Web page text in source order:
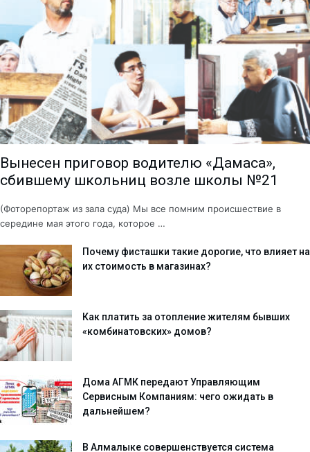
Вынесен приговор водителю «Дамаса»,
сбившему школьниц возле школы №21
(Фоторепортаж из зала суда) Мы все помним происшествие в
середине мая этого года, которое …
Почему фисташки такие дорогие, что влияет на
их стоимость в магазинах?
Как платить за отопление жителям бывших
«комбинатовских» домов?
Дома АГМК передают Управляющим
Сервисным Компаниям: чего ожидать в
дальнейшем?
В Алмалыке совершенствуется система